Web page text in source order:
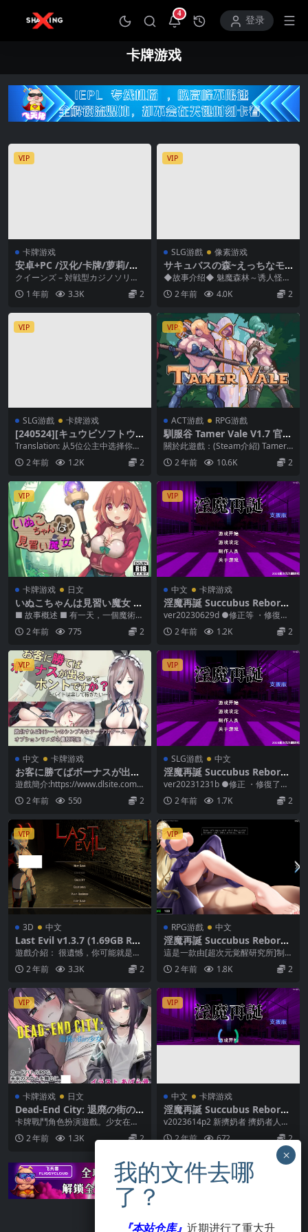
4
打开通知中心登录
卡牌游戏
VIP
卡牌游戏
安卓+PC /汉化/卡牌/萝莉/爆
款 卡牌皇后ver1.12
クイーンズ – 対戦型カジノソリテ
ィア – [さーたはう...
1 年前 3.3K 2
VIP
SLG游戲 像素游戏
サキュバスの森~えっちなモ
ンスター娘達に快感まみれに
◆故事介绍◆ 魅魔森林～诱人怪物
少女们将你带入欲望的游戏～ [M K
aiser]...
2 年前 4.0K 2
VIP
SLG游戲 卡牌游戏
[240524][キュウビソフトウ
ェア] 冠を継ぐもの～狐姫擁
立カードSLG～
Translation: 从5位公主中选择你的
女主角， 并支持皇位争夺战! 美丽...
2 年前 1.2K 2
VIP
ACT游戲 RPG游戲
馴服谷 Tamer Vale V1.7 官方
中文 [附解鎖CG]
關於此遊戲：(Steam介紹) Tamer
Vale 是一款回合制卡牌遊戲，三
位...2 年前 10.6K 2
VIP
卡牌游戏 日文
いぬこちゃんは見習い魔女 V
2.03
■ 故事概述 ■ 有一天，一個魔術師
撿到了一隻狗。最初，這隻小狗因
為飢餓和寒冷而...
2 年前 775 2
VIP
中文 卡牌游戏
淫魔再誕 Succubus Reborn
ver20230629d
ver20230629d ●修正等 ・修復了
在有聲音搾精場景中，聲音無法播
放，對...
2 年前 1.2K 2
VIP
中文 卡牌游戏
お客に勝てばボーナスが出る
ってホントですか?～バイト
は楽して稼ぎたい～[AleCubi
cSoft]【中文+全回想CG解
疑邀約…
遊戲簡介:https://www.dlsite.com/
maniax/work/...
2 年前 550 2
VIP
SLG游戲 中文
淫魔再誕 Succubus Reborn
V20231231b
ver20231231b ●修正 ・修復了即
使離開場地也會殘留效果的『催眠P
ho...2 年前 1.7K 2
VIP
3D 中文
Last Evil v1.3.7 (1.69GB RA
R)
遊戲介紹： 很遺憾，你可能就是最
後一隻惡魔了 不僅是最後一隻，而
且弱小，無力，愚...
2 年前 3.3K 2
VIP
RPG游戲 中文
淫魔再誕 Succubus Reborn
Ver20230331c 無碼 中文
這是一款由[超次元覚醒研究所]制作
組出品的SLG游戲 游戲為對戰卡牌S
LG模式，...
2 年前 1.8K 2
VIP
卡牌游戏 日文
Dead-End City: 退廃の街の
少女 Ver1.02
卡牌戰鬥角色扮演遊戲。少女在未
來的貧民區尋找命運的毒品。 新橫
濱。在2080年代...
2 年前 1.3K 2
VIP
中文 卡牌游戏
淫魔再誕 Succubus Reborn
Ver20230614p2 無碼 中文
v2023614p2 新擠奶者 擠奶者人類
·手工作業手屬性擠壓（1），想像
力生...2 年前 672 2
『本站仓库』 近期进行了重大升